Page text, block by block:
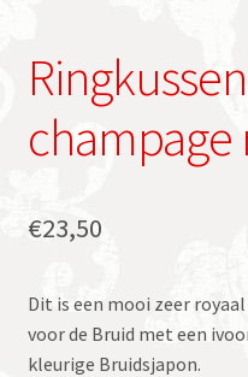
champage
€23,50
Dit is een mooi zeer
voor de Bruid met een
kleurige Bruidsjapon.